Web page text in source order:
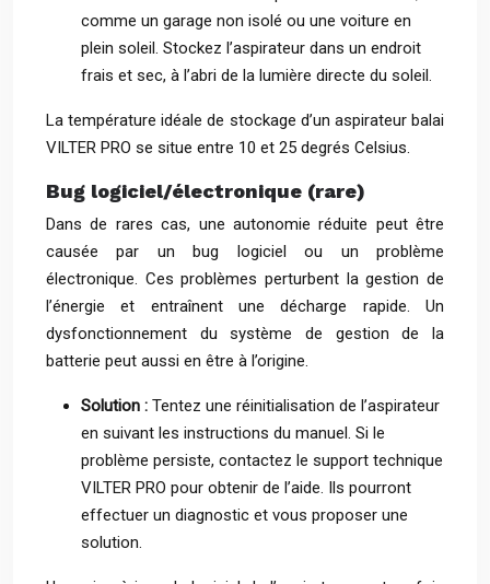
comme un garage non isolé ou une voiture en
plein soleil. Stockez l’aspirateur dans un endroit
frais et sec, à l’abri de la lumière directe du soleil.
La température idéale de stockage d’un aspirateur balai
VILTER PRO se situe entre 10 et 25 degrés Celsius.
Bug logiciel/électronique (rare)
Dans de rares cas, une autonomie réduite peut être
causée par un bug logiciel ou un problème
électronique. Ces problèmes perturbent la gestion de
l’énergie et entraînent une décharge rapide. Un
dysfonctionnement du système de gestion de la
batterie peut aussi en être à l’origine.
Solution : Tentez une réinitialisation de l’aspirateur
en suivant les instructions du manuel. Si le
problème persiste, contactez le support technique
VILTER PRO pour obtenir de l’aide. Ils pourront
effectuer un diagnostic et vous proposer une
solution.